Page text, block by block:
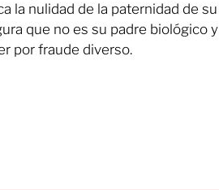
la nulidad de la paternidad de su
que no es su padre biológico y
por fraude diverso.